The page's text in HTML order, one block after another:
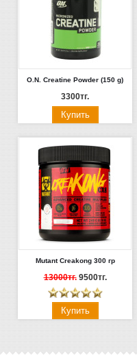
O.N. Creatine Powder (150 g)
3300тг.
Mutant Creakong 300 гр
13000тг. 9500тг.